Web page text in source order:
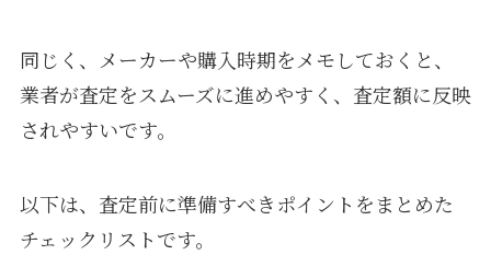
同じく、メーカーや購入時期をメモしておくと、
業者が査定をスムーズに進めやすく、査定額に反映
されやすいです。
以下は、査定前に準備すべきポイントをまとめた
チェックリストです。